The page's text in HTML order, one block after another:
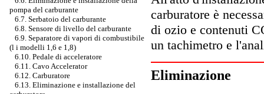
pompa del carburante
6.7. Serbatoio del carburante
6.8. Sensore di livello del carburante
6.9. Separatore di vapori di combustibile
(l i modelli 1,6 e 1,8)
6.10. Pedale di acceleratore
6.11. Cavo Accelerator
6.12. Carburatore
6.13. Eliminazione e installazione del
carburatore è
di ozio e contenuti
un tachimetro e
Eliminazione